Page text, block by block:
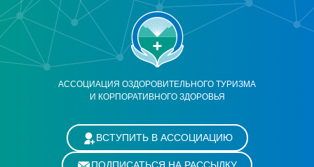
АССОЦИАЦИЯ ОЗДОРОВИТЕЛЬНОГО ТУРИЗМА
И КОРПОРАТИВНОГО ЗДОРОВЬЯ
ВСТУПИТЬ В АССОЦИАЦИЮ